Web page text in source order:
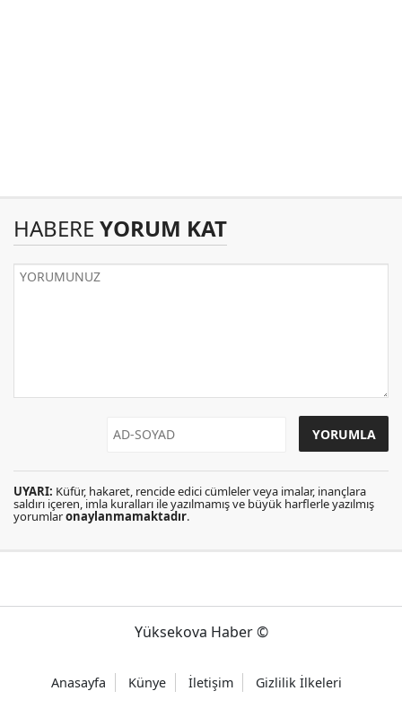
HABERE YORUM KAT
UYARI: Küfür, hakaret, rencide edici cümleler veya imalar, inançlara
saldırı içeren, imla kuralları ile yazılmamış ve büyük harflerle yazılmış
yorumlaronaylanmamaktadır.
Yüksekova Haber ©
Anasayfa Künye İletişim Gizlilik İlkeleri